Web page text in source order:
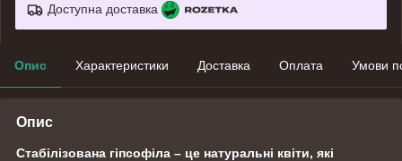
Доступна доставка
Опис Характеристики Доставка Оплата Умови
Опис
Стабілізована гіпсофіла – це натуральні квіти, які